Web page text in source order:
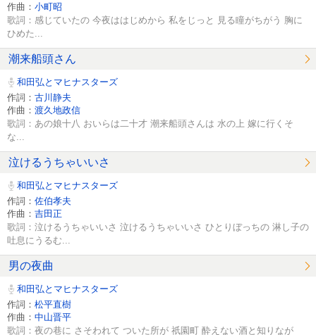
作曲： 小町昭
歌詞：感じていたの 今夜ははじめから 私をじっと 見る瞳がちがう 胸に
ひめた...
潮来船頭さん
和田弘とマヒナスターズ
作詞： 古川静夫
作曲： 渡久地政信
歌詞：あの娘十八 おいらは二十才 潮来船頭さんは 水の上 嫁に行くそ
な...
泣けるうちゃいいさ
和田弘とマヒナスターズ
作詞： 佐伯孝夫
作曲： 吉田正
歌詞：泣けるうちゃいいさ 泣けるうちゃいいさ ひとりぼっちの 淋し子の
吐息にうるむ...
男の夜曲
和田弘とマヒナスターズ
作詞： 松平直樹
作曲： 中山晋平
歌詞：夜の巷に さそわれて ついた所が 祇園町 酔えない酒と知りなが